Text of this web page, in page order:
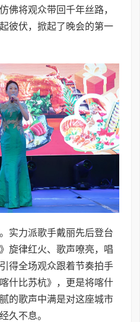
佛将观众带回千年丝路，
彼伏，掀起了晚会的第一
实力派歌手戴丽先后登台
旋律红火、歌声嘹亮，唱
得全场观众跟着节奏拍手
什比苏杭》，更是将喀什
的歌声中满是对这座城市
久不息。